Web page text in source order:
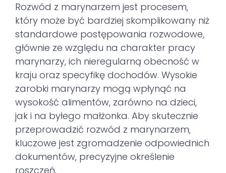
Rozwód z marynarzem jest procesem,
który może być bardziej skomplikowany niż
standardowe postępowania rozwodowe,
głównie ze względu na charakter pracy
marynarzy, ich nieregularną obecność w
kraju oraz specyfikę dochodów. Wysokie
zarobki marynarzy mogą wpłynąć na
wysokość alimentów, zarówno na dzieci,
jak i na byłego małżonka. Aby skutecznie
przeprowadzić rozwód z marynarzem,
kluczowe jest zgromadzenie odpowiednich
dokumentów, precyzyjne określenie
roszczeń.